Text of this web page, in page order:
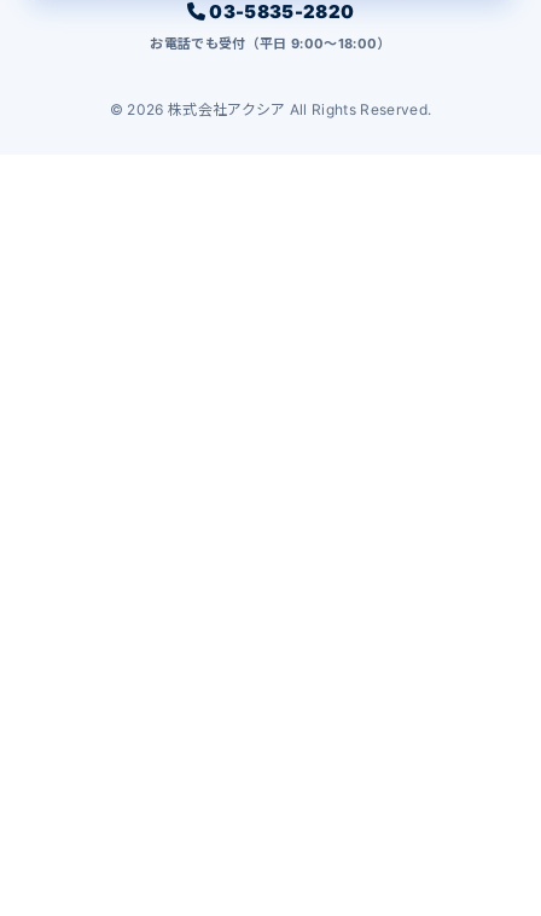
03-5835-2820
お電話でも受付（平日 9:00〜18:00）
© 2026 株式会社アクシア All Rights Reserved.